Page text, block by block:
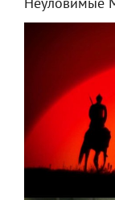
Неуловимые